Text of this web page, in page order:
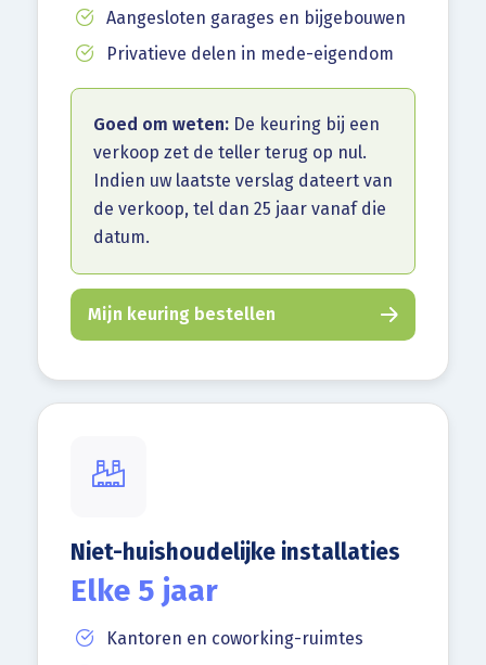
Aangesloten garages en bijgebouwen
Privatieve delen in mede-eigendom
Goed om weten: De keuring bij een
verkoop zet de teller terug op nul.
Indien uw laatste verslag dateert van
de verkoop, tel dan 25 jaar vanaf die
datum.
Mijn keuring bestellen
Niet-huishoudelijke installaties
Elke 5 jaar
Kantoren en coworking-ruimtes